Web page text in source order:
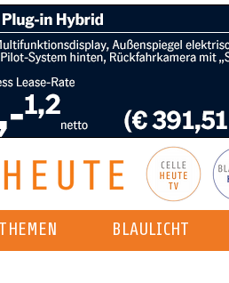
THEMEN BLAULICHT